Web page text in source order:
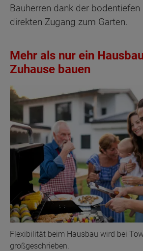
Bauherren dank der bodentiefen
direkten Zugang zum Garten.
Mehr als nur ein
Zuhause bauen
Flexibilität beim Hausbau wird bei
großgeschrieben.